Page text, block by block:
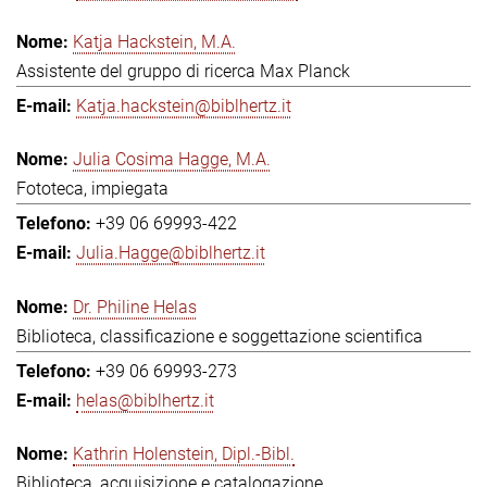
Katja Hackstein, M.A.
Assistente del gruppo di ricerca Max Planck
Katja.hackstein@biblhertz.it
Julia Cosima Hagge, M.A.
Fototeca, impiegata
+39 06 69993-422
Julia.Hagge@biblhertz.it
Dr. Philine Helas
Biblioteca, classificazione e soggettazione scientifica
+39 06 69993-273
helas@biblhertz.it
Kathrin Holenstein, Dipl.-Bibl.